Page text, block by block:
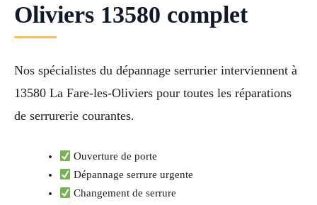
Oliviers 13580 complet
Nos spécialistes du dépannage serrurier interviennent à
13580 La Fare-les-Oliviers pour toutes les réparations
de serrurerie courantes.
Ouverture de porte
Dépannage serrure urgente
Changement de serrure